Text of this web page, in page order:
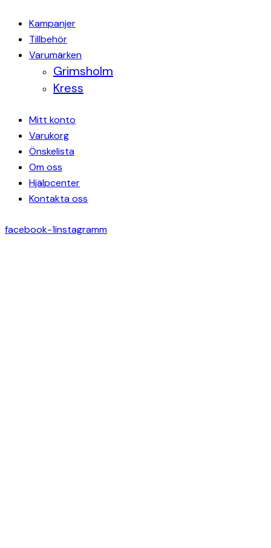
Kampanjer
Tillbehör
Varumärken
Grimsholm
Kress
Mitt konto
Varukorg
Önskelista
Om oss
Hjälpcenter
Kontakta oss
facebook-1instagramm